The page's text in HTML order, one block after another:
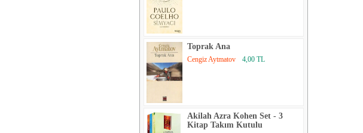
Toprak Ana
Cengiz Aytmatov 4,00 TL
Akilah Azra Kohen Set - 3
Kitap Takım Kutulu